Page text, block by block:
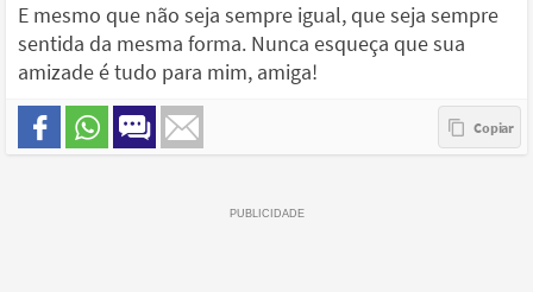
E mesmo que não seja sempre igual, que seja sempre
sentida da mesma forma. Nunca esqueça que sua
amizade é tudo para mim, amiga!